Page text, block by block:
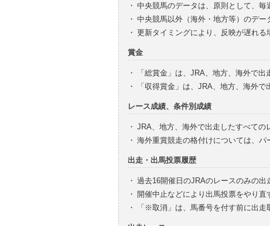
・ 中央競馬のデータは、原則として、毎
・ 中央競馬以外（海外・地方等）のデー
・ 更新タイミングにより、反映が遅れる
賞金
・
「総賞金」は、JRA、地方、海外で
・
「収得賞金」は、JRA、地方、海外
レース成績、条件別成績
・ JRA、地方、海外で出走したすべての
・ 海外重賞競走の格付けについては、
出走・出馬投票履歴
・ 過去16開催日のJRAのレースのみの出
・ 開催中止などにより出馬投票をやり直
・
「※取消」は、馬番号を付す前に出走